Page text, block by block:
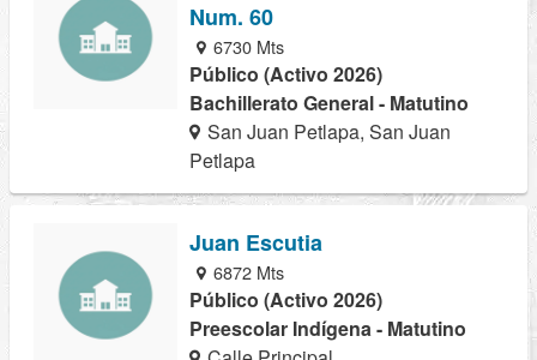
Num. 60
6730 Mts
Público (Activo 2026)
Bachillerato General - Matutino
San Juan Petlapa, San Juan
Petlapa
Juan Escutia
6872 Mts
Público (Activo 2026)
Preescolar Indígena - Matutino